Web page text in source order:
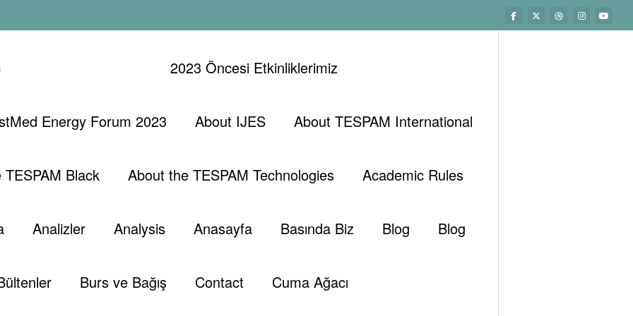
2023 Öncesi Etkinliklerimiz
Energy Forum 2023 About IJES About TESPAM International
Black About the TESPAM Technologies Academic Rules
Analizler Analysis Anasayfa Basında Biz Blog Blog
Burs ve Bağış Contact Cuma Ağacı
Güneş Işınlarından Elektrik Pratikte Nasıl Üretiliyor?